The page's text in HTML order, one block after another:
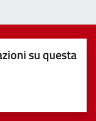
su questa